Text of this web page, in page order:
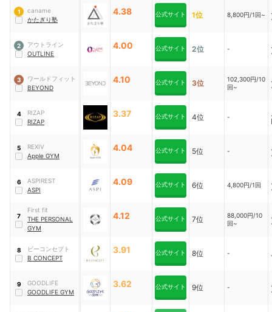
1
caname
かたぎり塾
4.38 公式サイト 1位 8,800円/1回~
2
アウトライン
OUTLINE
4.00 公式サイト 2位 -
3
ワールドフィット
BEYOND
4.10 公式サイト 3位
102,300円/10
回~
4
RIZAP
RIZAP
3.37 公式サイト 4位 -
5
REXIV
Apple GYM
4.04 公式サイト 5位 -
6
ASPIREST
ASPI
4.09 公式サイト 6位 4,800円/1回
7
First fit
THE PERSONAL
GYM
4.12 公式サイト 7位
88,000円/10
回~
8
ビーコンセプト
B CONCEPT
3.91 公式サイト 8位 -
9
GOODLIFE
GOODLIFE GYM
3.62 公式サイト 9位 -